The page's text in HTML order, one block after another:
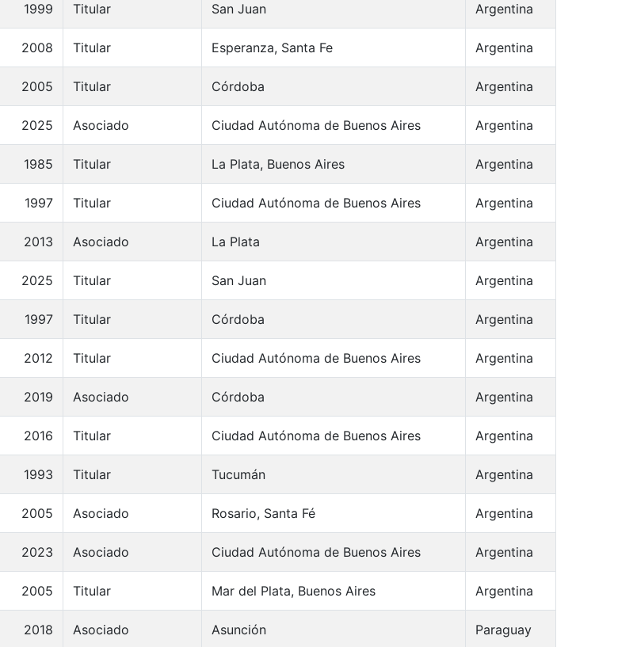
1999 Titular San Juan Argentina
2008 Titular Esperanza, Santa Fe Argentina
2005 Titular Córdoba Argentina
2025 Asociado Ciudad Autónoma de Buenos Aires Argentina
1985 Titular La Plata, Buenos Aires Argentina
1997 Titular Ciudad Autónoma de Buenos Aires Argentina
2013 Asociado La Plata Argentina
2025 Titular San Juan Argentina
1997 Titular Córdoba Argentina
2012 Titular Ciudad Autónoma de Buenos Aires Argentina
2019 Asociado Córdoba Argentina
2016 Titular Ciudad Autónoma de Buenos Aires Argentina
1993 Titular Tucumán Argentina
2005 Asociado Rosario, Santa Fé Argentina
2023 Asociado Ciudad Autónoma de Buenos Aires Argentina
2005 Titular Mar del Plata, Buenos Aires Argentina
2018 Asociado Asunción Paraguay